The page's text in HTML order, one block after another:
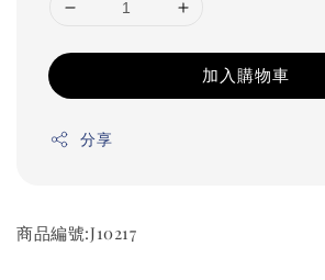
加入購物車
分享
商品編號:J10217